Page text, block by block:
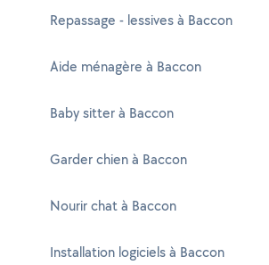
Repassage - lessives à Baccon
Aide ménagère à Baccon
Baby sitter à Baccon
Garder chien à Baccon
Nourir chat à Baccon
Installation logiciels à Baccon